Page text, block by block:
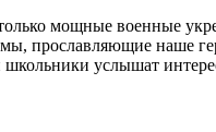
мощные военные
прославляющие наше
услышат